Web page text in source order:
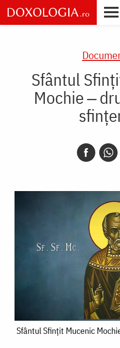
Skip
to
main
Sfântul
Mochie ‒
Sfântul
Sfântul Sfințit Mucenic